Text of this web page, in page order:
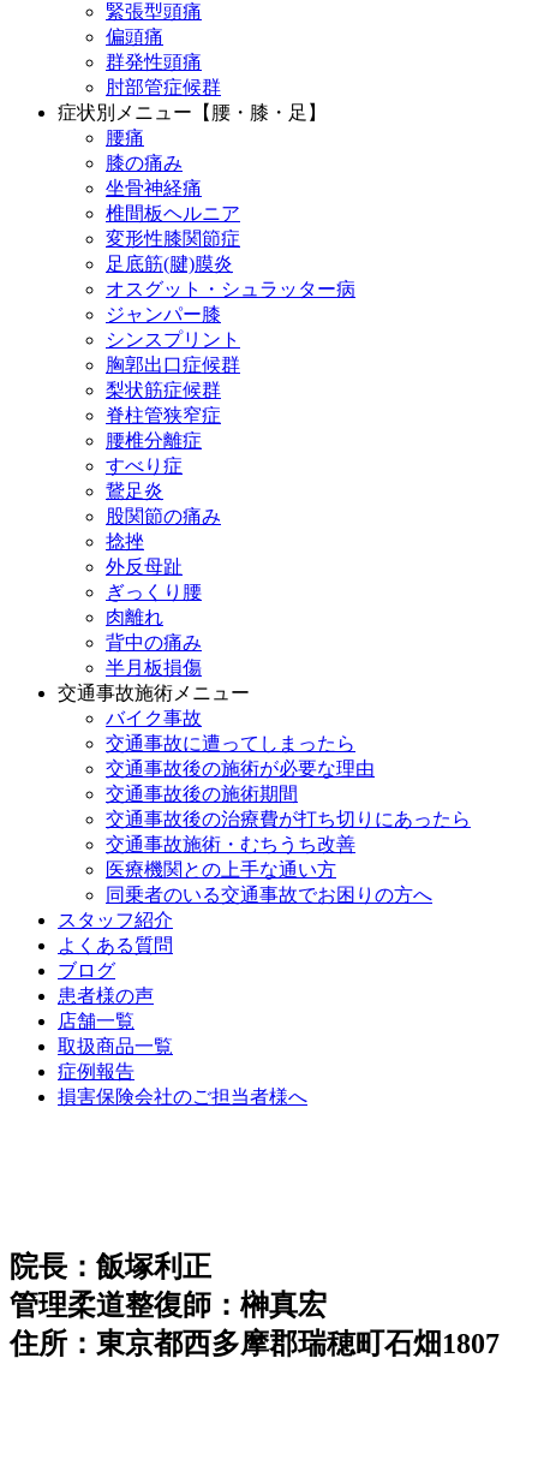
緊張型頭痛
偏頭痛
群発性頭痛
肘部管症候群
症状別メニュー【腰・膝・足】
腰痛
膝の痛み
坐骨神経痛
椎間板ヘルニア
変形性膝関節症
足底筋(腱)膜炎
オスグット・シュラッター病
ジャンパー膝
シンスプリント
胸郭出口症候群
梨状筋症候群
脊柱管狭窄症
腰椎分離症
すべり症
鵞足炎
股関節の痛み
捻挫
外反母趾
ぎっくり腰
肉離れ
背中の痛み
半月板損傷
交通事故施術メニュー
バイク事故
交通事故に遭ってしまったら
交通事故後の施術が必要な理由
交通事故後の施術期間
交通事故後の治療費が打ち切りにあったら
交通事故施術・むちうち改善
医療機関との上手な通い方
同乗者のいる交通事故でお困りの方へ
スタッフ紹介
よくある質問
ブログ
患者様の声
店舗一覧
取扱商品一覧
症例報告
損害保険会社のご担当者様へ
院長：飯塚利正
管理柔道整復師：榊真宏
住所：東京都西多摩郡瑞穂町石畑1807